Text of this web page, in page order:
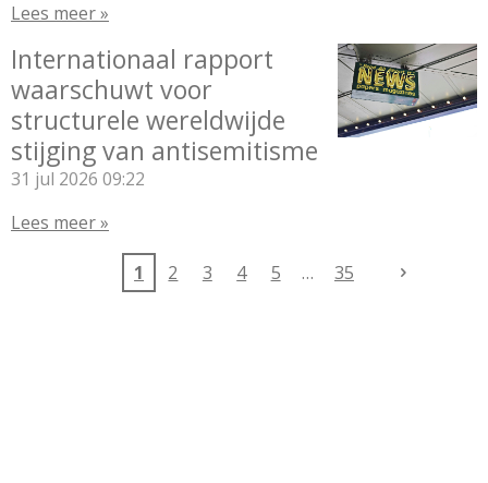
Lees meer »
Internationaal rapport
waarschuwt voor
structurele wereldwijde
stijging van antisemitisme
31 jul 2026 09:22
Lees meer »
1 2 3 4 5 35